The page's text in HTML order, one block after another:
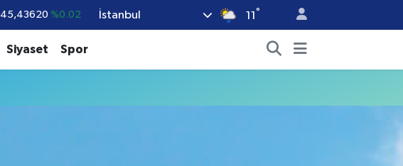
45,43620 %0.02 İstanbul 11 °
Siyaset Spor